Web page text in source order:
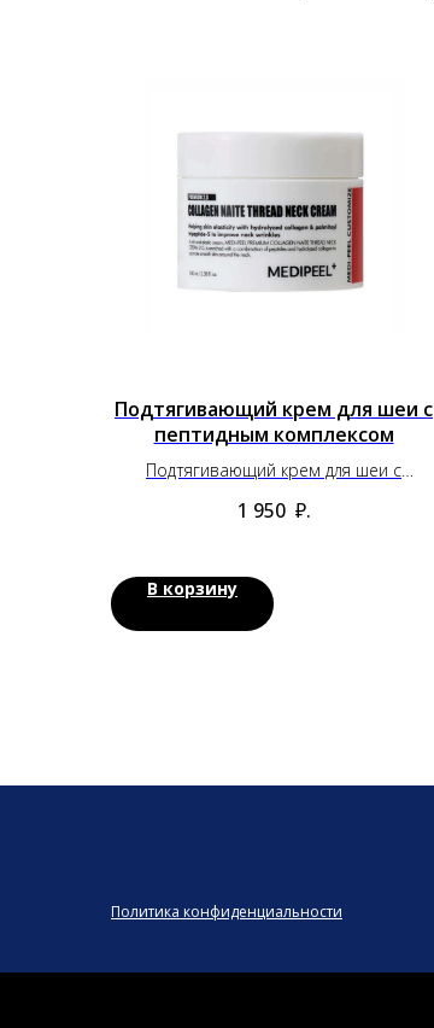
Подтягивающий крем для шеи с
пептидным комплексом
Подтягивающий крем для шеи с
1 950 ₽.
В корзину
Политика конфиденциальности